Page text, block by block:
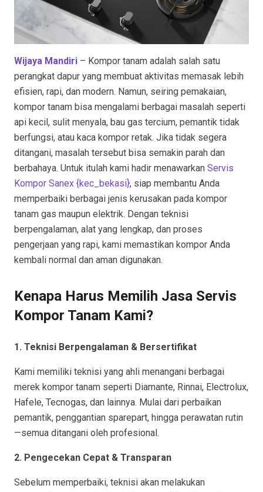
Wijaya Mandiri – Kompor tanam adalah salah satu
perangkat dapur yang membuat aktivitas memasak lebih
efisien, rapi, dan modern. Namun, seiring pemakaian,
kompor tanam bisa mengalami berbagai masalah seperti
api kecil, sulit menyala, bau gas tercium, pemantik tidak
berfungsi, atau kaca kompor retak. Jika tidak segera
ditangani, masalah tersebut bisa semakin parah dan
berbahaya. Untuk itulah kami hadir menawarkan Servis
Kompor Sanex {kec_bekasi}, siap membantu Anda
memperbaiki berbagai jenis kerusakan pada kompor
tanam gas maupun elektrik. Dengan teknisi
berpengalaman, alat yang lengkap, dan proses
pengerjaan yang rapi, kami memastikan kompor Anda
kembali normal dan aman digunakan.
Kenapa Harus Memilih Jasa Servis
Kompor Tanam Kami?
1. Teknisi Berpengalaman & Bersertifikat
Kami memiliki teknisi yang ahli menangani berbagai
merek kompor tanam seperti Diamante, Rinnai, Electrolux,
Hafele, Tecnogas, dan lainnya. Mulai dari perbaikan
pemantik, penggantian sparepart, hingga perawatan rutin
—semua ditangani oleh profesional.
2. Pengecekan Cepat & Transparan
Sebelum memperbaiki, teknisi akan melakukan